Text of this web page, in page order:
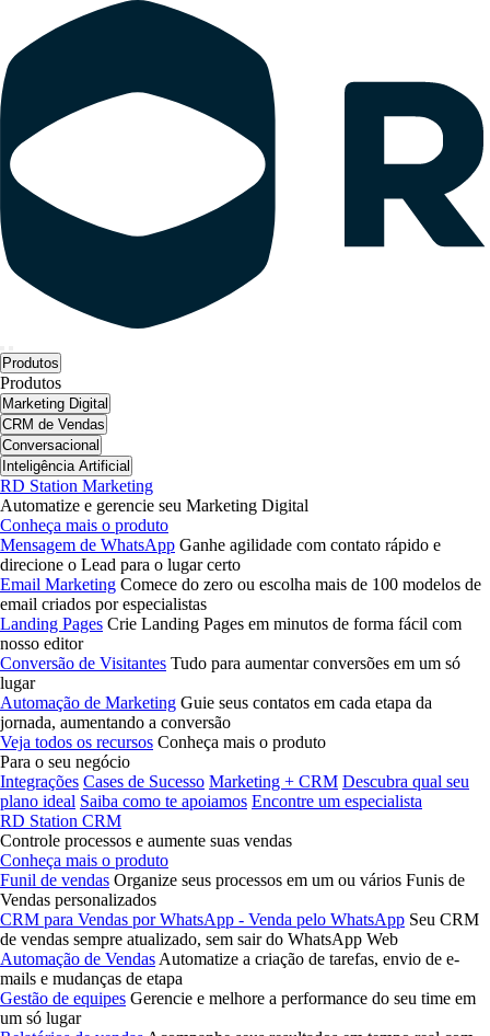
Produtos
Produtos
Marketing Digital
CRM de Vendas
Conversacional
Inteligência Artificial
RD Station Marketing
Automatize e gerencie seu Marketing Digital
Conheça mais o produto
Mensagem de WhatsApp Ganhe agilidade com contato rápido e
direcione o Lead para o lugar certo
Email Marketing Comece do zero ou escolha mais de 100 modelos de
email criados por especialistas
Landing Pages Crie Landing Pages em minutos de forma fácil com
nosso editor
Conversão de Visitantes Tudo para aumentar conversões em um só
lugar
Automação de Marketing Guie seus contatos em cada etapa da
jornada, aumentando a conversão
Veja todos os recursos Conheça mais o produto
Para o seu negócio
Integrações Cases de Sucesso Marketing + CRM Descubra qual seu
plano ideal Saiba como te apoiamos Encontre um especialista
RD Station CRM
Controle processos e aumente suas vendas
Conheça mais o produto
Funil de vendas Organize seus processos em um ou vários Funis de
Vendas personalizados
CRM para Vendas por WhatsApp - Venda pelo WhatsApp Seu CRM
de vendas sempre atualizado, sem sair do WhatsApp Web
Automação de Vendas Automatize a criação de tarefas, envio de e-
mails e mudanças de etapa
Gestão de equipes Gerencie e melhore a performance do seu time em
um só lugar